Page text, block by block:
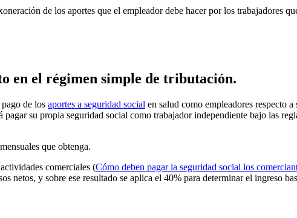
de los aportes que el empleador debe hacer por los trabajadores
en el régimen simple de tributación.
de los aportes a seguridad social en salud como empleadores respecto a
su propia seguridad social como trabajador independiente bajo las
que obtenga.
comerciales (Cómo deben pagar la seguridad social los
netos, y sobre ese resultado se aplica el 40% para determinar el ingreso